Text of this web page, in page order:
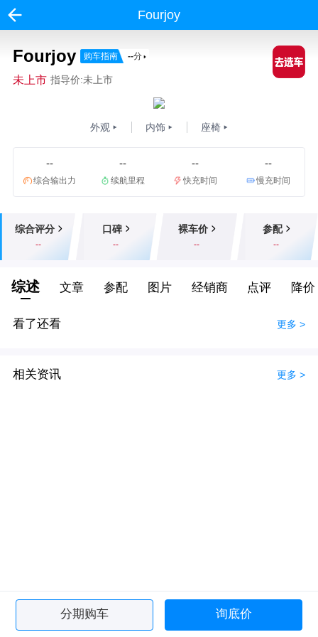
Fourjoy
Fourjoy 购车指南 --分
未上市 指导价:未上市
外观 内饰 座椅
--
综合输出力
--
续航里程
--
快充时间
--
慢充时间
综合评分
--
口碑
--
裸车价
--
参配
--
综述 文章 参配 图片 经销商 点评 降价
看了还看 更多 >
相关资讯 更多 >
分期购车 询底价